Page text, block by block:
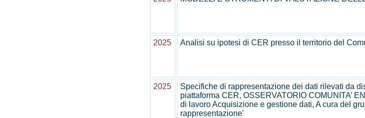
2025 Analisi su ipotesi di CER presso il territorio del
2025
Specifiche di rappresentazione dei dati rilevati da
piattaforma CER, OSSERVATORIO COMUNITA’
di lavoro Acquisizione e gestione dati, A cura del
rappresentazione'